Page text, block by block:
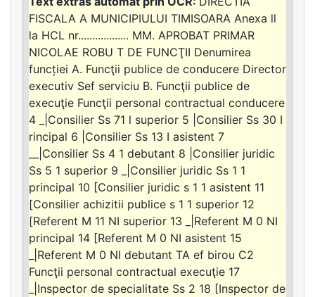
FISCALA A MUNICIPIULUI TIMISOARA Anexa ll
la HCL nr.................. MM. APROBAT PRIMAR
NICOLAE ROBU T DE FUNCŢII Denumirea
funcției A. Funcţii publice de conducere Director
executiv Sef serviciu B. Funcţii publice de
execuţie Funcţii personal contractual conducere
4 _|Consilier Ss 71 l superior 5 |Consilier Ss 30 I
rincipal 6 |Consilier Ss 13 I asistent 7
__|Consilier Ss 4 1 debutant 8 |Consilier juridic
Ss 5 1 superior 9 _|Consilier juridic Ss 1 1
principal 10 [Consilier juridic s 1 1 asistent 11
[Consilier achizitii publice s 1 1 superior 12
[Referent M 11 NI superior 13 _|Referent M 0 NI
principal 14 [Referent M 0 NI asistent 15
_|Referent M 0 NI debutant TA ef birou C2
Funcţii personal contractual execuţie 17
_|Inspector de specialitate Ss 2 18 [Inspector de